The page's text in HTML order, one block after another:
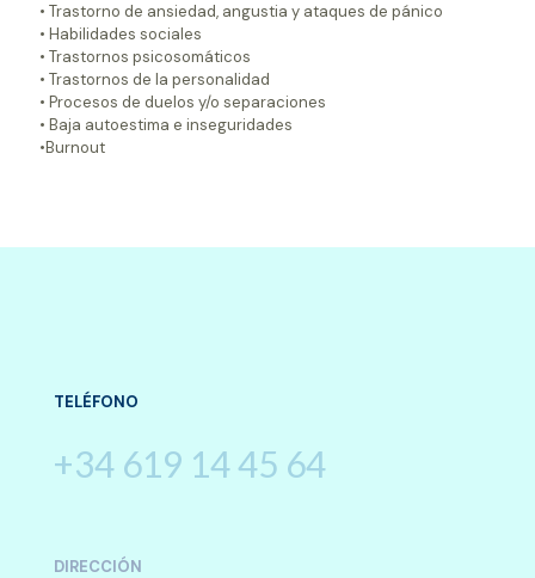
• Trastorno de ansiedad, angustia y ataques de pánico
• Habilidades sociales
• Trastornos psicosomáticos
• Trastornos de la personalidad
• Procesos de duelos y/o separaciones
• Baja autoestima e inseguridades
•Burnout
TELÉFONO
+34 619 14 45 64
DIRECCIÓN